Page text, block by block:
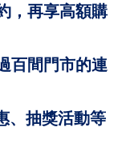
，再享高額購
百間門市的連
、抽獎活動等